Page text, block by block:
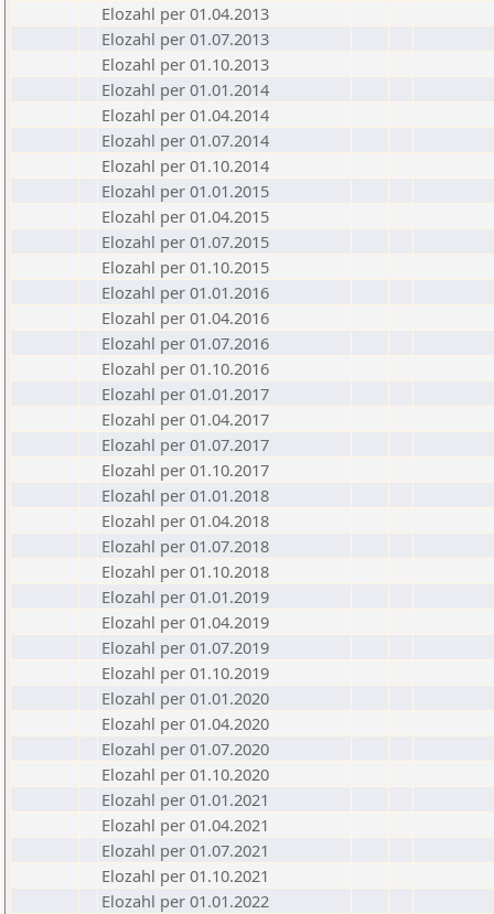
Elozahl per 01.04.2013
Elozahl per 01.07.2013
Elozahl per 01.10.2013
Elozahl per 01.01.2014
Elozahl per 01.04.2014
Elozahl per 01.07.2014
Elozahl per 01.10.2014
Elozahl per 01.01.2015
Elozahl per 01.04.2015
Elozahl per 01.07.2015
Elozahl per 01.10.2015
Elozahl per 01.01.2016
Elozahl per 01.04.2016
Elozahl per 01.07.2016
Elozahl per 01.10.2016
Elozahl per 01.01.2017
Elozahl per 01.04.2017
Elozahl per 01.07.2017
Elozahl per 01.10.2017
Elozahl per 01.01.2018
Elozahl per 01.04.2018
Elozahl per 01.07.2018
Elozahl per 01.10.2018
Elozahl per 01.01.2019
Elozahl per 01.04.2019
Elozahl per 01.07.2019
Elozahl per 01.10.2019
Elozahl per 01.01.2020
Elozahl per 01.04.2020
Elozahl per 01.07.2020
Elozahl per 01.10.2020
Elozahl per 01.01.2021
Elozahl per 01.04.2021
Elozahl per 01.07.2021
Elozahl per 01.10.2021
Elozahl per 01.01.2022